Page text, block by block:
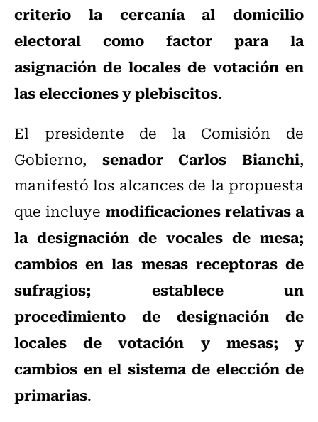
criterio la cercanía al domicilio
electoral como factor para la
asignación de locales de votación en
las elecciones y plebiscitos.
El presidente de la Comisión de
Gobierno, senador Carlos Bianchi,
manifestó los alcances de la propuesta
que incluye modificaciones relativas a
la designación de vocales de mesa;
cambios en las mesas receptoras de
sufragios; establece un
procedimiento de designación de
locales de votación y mesas; y
cambios en el sistema de elección de
primarias.